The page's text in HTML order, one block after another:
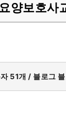
양보호사
51개 / 블로그